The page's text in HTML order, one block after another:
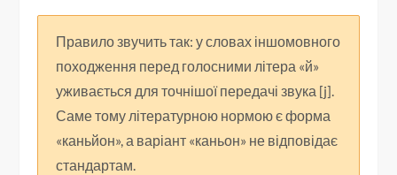
Правило звучить так: у словах іншомовного
походження перед голосними літера «й»
уживається для точнішої передачі звука [j].
Саме тому літературною нормою є форма
«каньйон», а варіант «каньон» не відповідає
стандартам.